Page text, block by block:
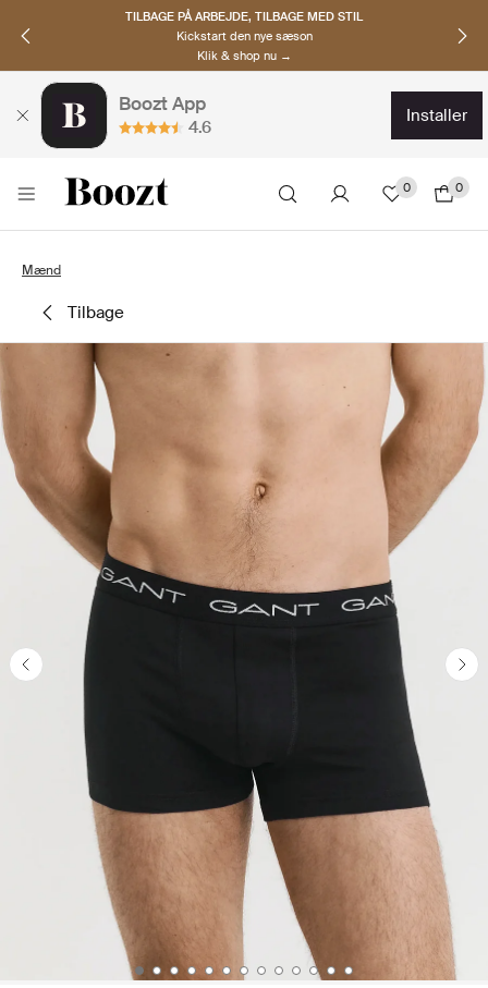
TILBAGE PÅ ARBEJDE, TILBAGE MED STIL
Kickstart den nye sæson
Klik & shop nu →
Boozt App
4.6
installer
0 0
Mænd
tilbage